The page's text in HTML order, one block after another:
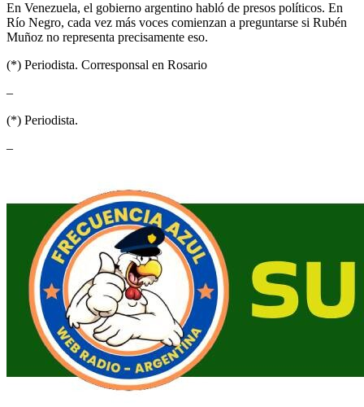
En Venezuela, el gobierno argentino habló de presos políticos. En
Río Negro, cada vez más voces comienzan a preguntarse si Rubén
Muñoz no representa precisamente eso.
(*) Periodista. Corresponsal en Rosario
–
(*) Periodista.
–